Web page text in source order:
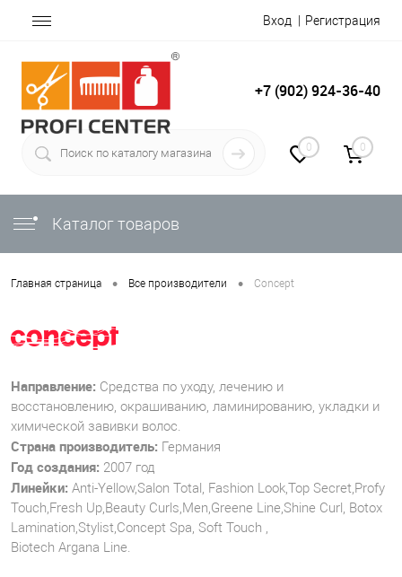
Вход Регистрация
+7 (902) 924-36-40
0 0
Каталог товаров
Главная страница • Все производители • Concept
Направление: Средства по уходу, лечению и
восстановлению, окрашиванию, ламинированию, укладки и
химической завивки волос.
Страна производитель: Германия
Год создания: 2007 год
Линейки: Anti-Yellow,Salon Total, Fashion Look,Top Secret,Profy
Touch,Fresh Up,Beauty Curls,Men,Greene Line,Shine Curl, Botox
Lamination,Stylist,Concept Spa, Soft Touch ,
Biotech Argana Line.